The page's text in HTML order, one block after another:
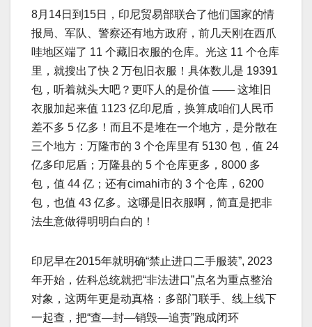
8月14日到15日，印尼贸易部联合了他们国家的情
报局、军队、警察还有地方政府，前几天刚在西爪
哇地区端了 11 个藏旧衣服的仓库。光这 11 个仓库
里，就搜出了快 2 万包旧衣服！具体数儿是 19391
包，听着就头大吧？更吓人的是价值 —— 这堆旧
衣服加起来值 1123 亿印尼盾，换算成咱们人民币
差不多 5 亿多！而且不是堆在一个地方，是分散在
三个地方：万隆市的 3 个仓库里有 5130 包，值 24
亿多印尼盾；万隆县的 5 个仓库更多，8000 多
包，值 44 亿；还有cimahi市的 3 个仓库，6200
包，也值 43 亿多。这哪是旧衣服啊，简直是把非
法生意做得明明白白的！
印尼早在2015年就明确“禁止进口二手服装”, 2023
年开始，佐科总统就把“非法进口”点名为重点整治
对象，这两年更是动真格：多部门联手、线上线下
一起查，把“查—封—销毁—追责”跑成闭环